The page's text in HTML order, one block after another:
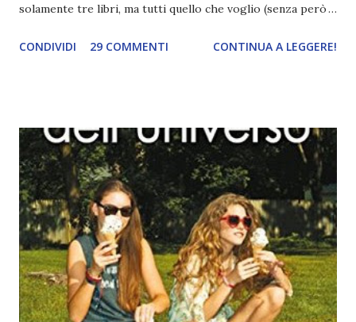
solamente tre libri, ma tutti quello che voglio (senza però
conclusivi che non ho ancora letto . Dando un'occhiata alle
Marie Lu Ogni volta che penso alla serie di Marie Lu mi
viene da piangere. Ho amato i primi due volumi, Legend e
Prodigy , ma avendoli letti quando uscirono in libreria (2014
gente D:) e avendo dovuto aspettare più di un anno per
Champion , alla fine avevo rimosso dettagli importanti e
non mi sono sentita pronta ad affrontare l'ultimo capitolo
della trilogia. Non ho ancora deciso se rileggerò i primi
due volumi oppure se leggerò le graphic novel, in ...
CONDIVIDI 29 COMMENTI CONTINUA A LEGGERE!